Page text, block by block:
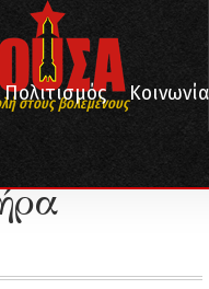
στους βολεμένους
Πολιτισμός Κοινωνία